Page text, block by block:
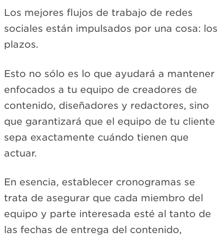
Los mejores flujos de trabajo de redes
sociales están impulsados por una cosa: los
plazos.
Esto no sólo es lo que ayudará a mantener
enfocados a tu equipo de creadores de
contenido, diseñadores y redactores, sino
que garantizará que el equipo de tu cliente
sepa exactamente cuándo tienen que
actuar.
En esencia, establecer cronogramas se
trata de asegurar que cada miembro del
equipo y parte interesada esté al tanto de
las fechas de entrega del contenido,